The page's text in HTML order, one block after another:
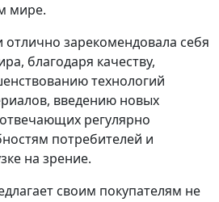
мире.
зарекомендовала себя
благодаря качеству,
технологий
введению новых
регулярно
потребителей и
на зрение.
своим покупателям не